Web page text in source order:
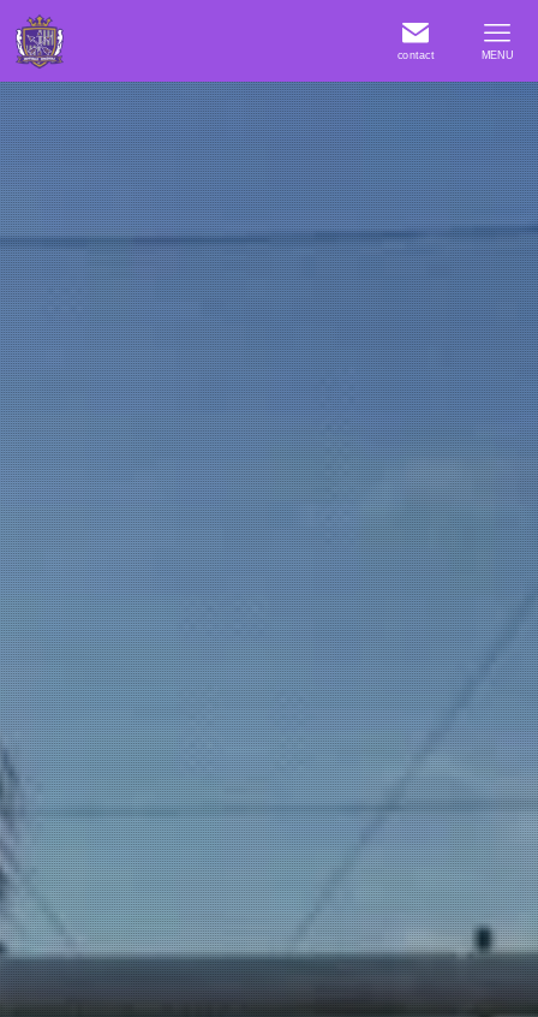
contact MENU